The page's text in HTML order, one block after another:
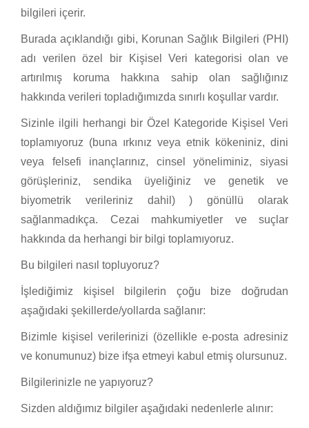
bilgileri içerir.
Burada açıklandığı gibi, Korunan Sağlık Bilgileri (PHI)
adı verilen özel bir Kişisel Veri kategorisi olan ve
artırılmış koruma hakkına sahip olan sağlığınız
hakkında verileri topladığımızda sınırlı koşullar vardır.
Sizinle ilgili herhangi bir Özel Kategoride Kişisel Veri
toplamıyoruz (buna ırkınız veya etnik kökeniniz, dini
veya felsefi inançlarınız, cinsel yöneliminiz, siyasi
görüşleriniz, sendika üyeliğiniz ve genetik ve
biyometrik verileriniz dahil) ) gönüllü olarak
sağlanmadıkça. Cezai mahkumiyetler ve suçlar
hakkında da herhangi bir bilgi toplamıyoruz.
Bu bilgileri nasıl topluyoruz?
İşlediğimiz kişisel bilgilerin çoğu bize doğrudan
aşağıdaki şekillerde/yollarda sağlanır:
Bizimle kişisel verilerinizi (özellikle e-posta adresiniz
ve konumunuz) bize ifşa etmeyi kabul etmiş olursunuz.
Bilgilerinizle ne yapıyoruz?
Sizden aldığımız bilgiler aşağıdaki nedenlerle alınır: